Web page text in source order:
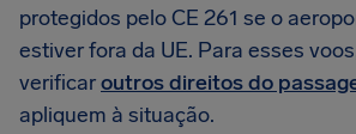
protegidos pelo CE 261 se o
estiver fora da UE. Para esses
verificaroutros direitos do
apliquem à situação.